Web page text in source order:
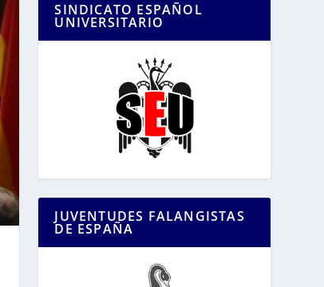
SINDICATO ESPAÑOL
UNIVERSITARIO
JUVENTUDES FALANGISTAS
DE ESPAÑA